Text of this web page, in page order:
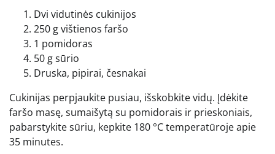
Dvi vidutinės cukinijos
250 g vištienos faršo
1 pomidoras
50 g sūrio
Druska, pipirai, česnakai
Cukinijas perpjaukite pusiau, išskobkite vidų. Įdėkite
faršo masę, sumaišytą su pomidorais ir prieskoniais,
pabarstykite sūriu, kepkite 180 °C temperatūroje apie
35 minutes.